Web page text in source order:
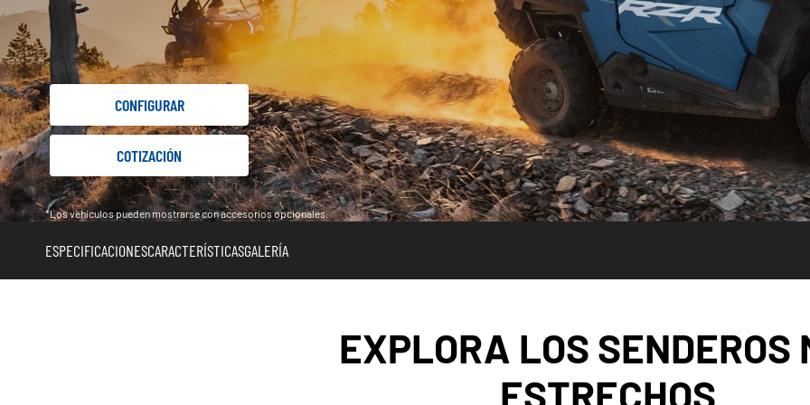
CONFIGURAR
COTIZACIÓN
*Los vehículos pueden mostrarse con accesorios opcionales.
ESPECIFICACIONESCARACTERÍSTICASGALERÍA
EXPLORA LOS SENDEROS
ESTRECHOS